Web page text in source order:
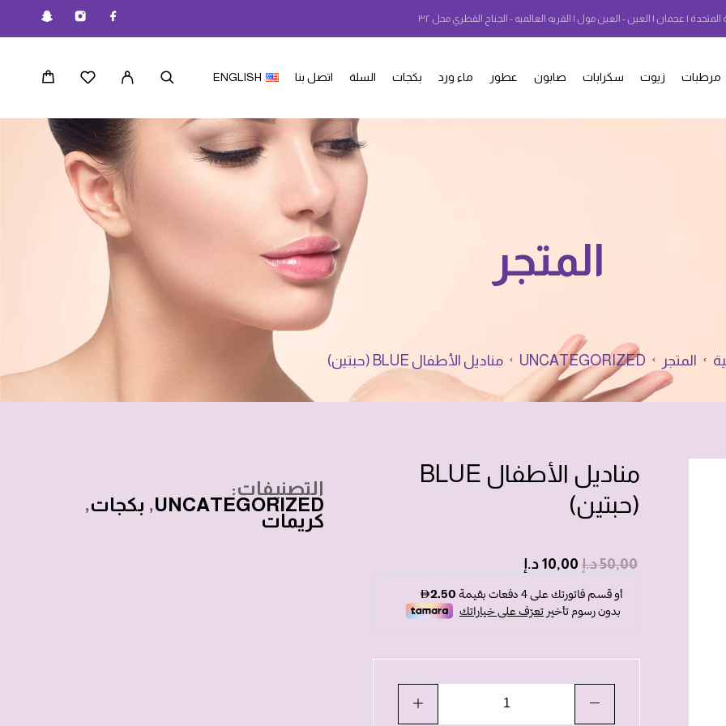
المتحدة | عجمان | العين - العين مول | القريه العالميه - الجناح القطري محل ٣٢
مرطبات زيوت سكرابات صابون عطور ماء ورد بكجات السلة اتصل بنا ENGLISH
المتجر
المتجر UNCATEGORIZED مناديل الأطفال BLUE (حبتين)
مناديل الأطفال BLUE
(حبتين)
50,00د.إ 10,00 د.إ
التصنيفات:
UNCATEGORIZED
, بكجات,
كريمات